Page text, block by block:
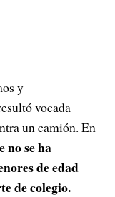
y
vocada
un camión. En
no se ha
de edad
de colegio.